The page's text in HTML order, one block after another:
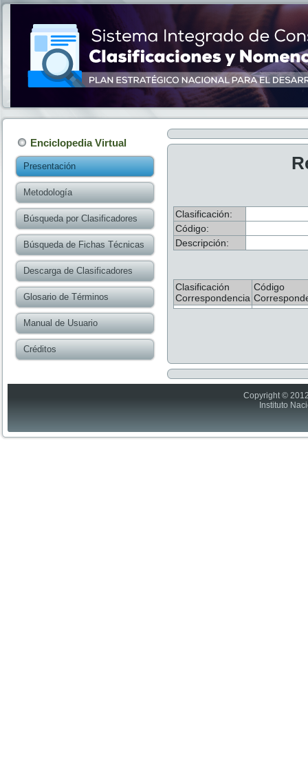
Enciclopedia Virtual
Presentación
Metodología
Búsqueda por Clasificadores
Búsqueda de Fichas Técnicas
Descarga de Clasificadores
Glosario de Términos
Manual de Usuario
Créditos
Clasificación:
Código:
Descripción:
Clasificación
Correspondencia
Código
Copyright ©
Instituto